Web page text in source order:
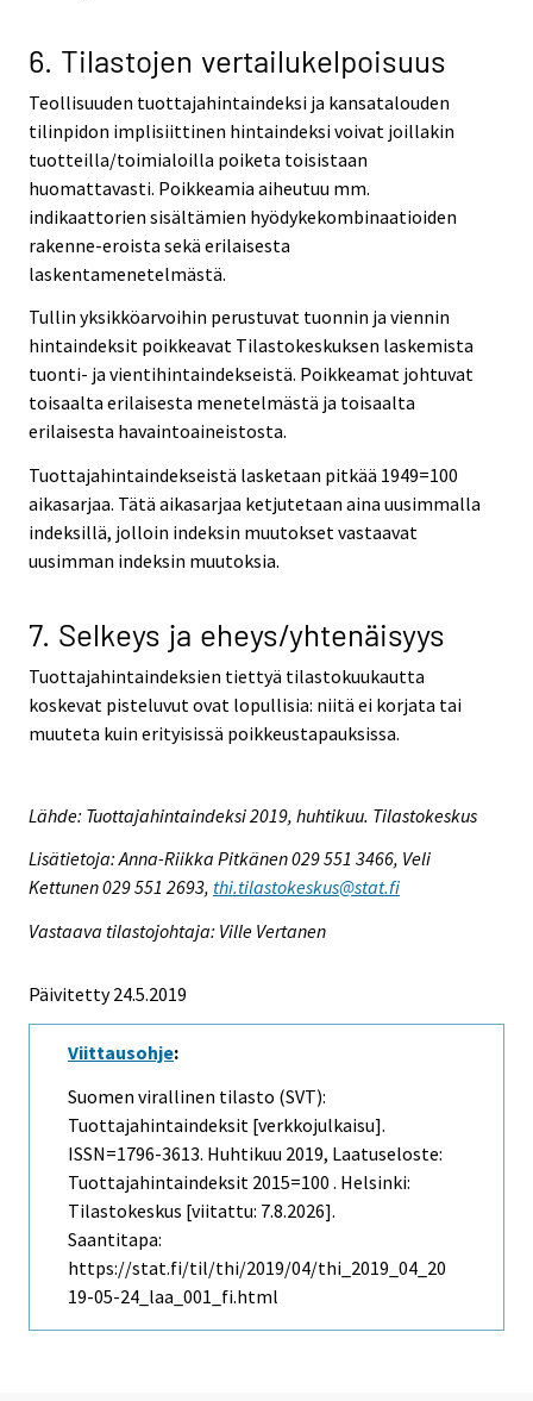
6. Tilastojen vertailukelpoisuus
Teollisuuden tuottajahintaindeksi ja kansatalouden
tilinpidon implisiittinen hintaindeksi voivat joillakin
tuotteilla/toimialoilla poiketa toisistaan
huomattavasti. Poikkeamia aiheutuu mm.
indikaattorien sisältämien hyödykekombinaatioiden
rakenne-eroista sekä erilaisesta
laskentamenetelmästä.
Tullin yksikköarvoihin perustuvat tuonnin ja viennin
hintaindeksit poikkeavat Tilastokeskuksen laskemista
tuonti- ja vientihintaindekseistä. Poikkeamat johtuvat
toisaalta erilaisesta menetelmästä ja toisaalta
erilaisesta havaintoaineistosta.
Tuottajahintaindekseistä lasketaan pitkää 1949=100
aikasarjaa. Tätä aikasarjaa ketjutetaan aina uusimmalla
indeksillä, jolloin indeksin muutokset vastaavat
uusimman indeksin muutoksia.
7. Selkeys ja eheys/yhtenäisyys
Tuottajahintaindeksien tiettyä tilastokuukautta
koskevat pisteluvut ovat lopullisia: niitä ei korjata tai
muuteta kuin erityisissä poikkeustapauksissa.
Lähde: Tuottajahintaindeksi 2019, huhtikuu. Tilastokeskus
Lisätietoja: Anna-Riikka Pitkänen 029 551 3466, Veli
Kettunen 029 551 2693, thi.tilastokeskus@stat.fi
Vastaava tilastojohtaja: Ville Vertanen
Päivitetty 24.5.2019
Viittausohje:
Suomen virallinen tilasto (SVT):
Tuottajahintaindeksit [verkkojulkaisu].
ISSN=1796-3613. Huhtikuu 2019, Laatuseloste:
Tuottajahintaindeksit 2015=100 . Helsinki:
Tilastokeskus [viitattu: 7.8.2026].
Saantitapa:
https://stat.fi/til/thi/2019/04/thi_2019_04_20
19-05-24_laa_001_fi.html